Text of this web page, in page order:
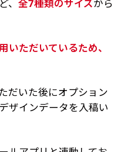
、 全7種類のサイズから
いただいているため、
だいた後にオプション
ザインデータを入稿い